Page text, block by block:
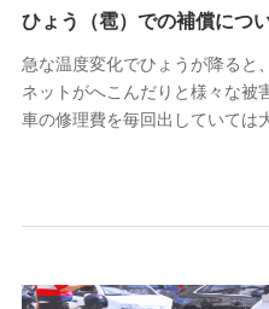
供し、金融商品等の契約を勧
アンケートやキャンペーン等
上記に係る連絡・手続き・管
5.通話録音にて取得する情
7.社員（従業者）の個人情
ひょう（雹）での補償につ
急な温度変化でひょうが降ると
ネットがへこんだりと様々な被
車の修理費を毎回出していては